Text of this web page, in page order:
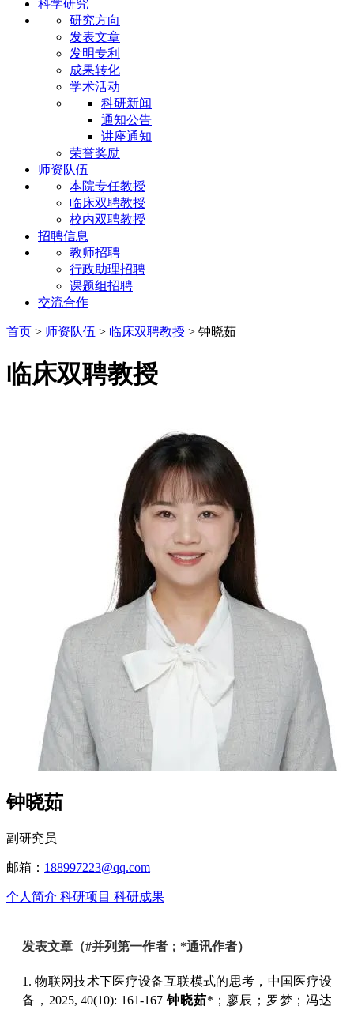
科学研究
研究方向
发表文章
发明专利
成果转化
学术活动
科研新闻
通知公告
讲座通知
荣誉奖励
师资队伍
本院专任教授
临床双聘教授
校内双聘教授
招聘信息
教师招聘
行政助理招聘
课题组招聘
交流合作
首页 > 师资队伍 > 临床双聘教授 > 钟晓茹
临床双聘教授
钟晓茹
副研究员
邮箱： 188997223@qq.com
个人简介 科研项目 科研成果
发表文章（#并列第一作者；*通讯作者）
1. 物联网技术下医疗设备互联模式的思考，中国医疗设
备，2025, 40(10): 161-167钟晓茹*；廖辰；罗梦；冯达